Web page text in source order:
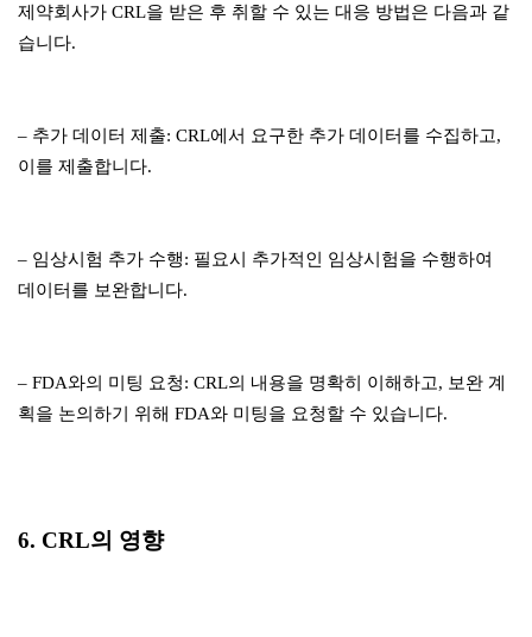
제약회사가 CRL을 받은 후 취할 수 있는 대응 방법은 다음과 같
습니다.
– 추가 데이터 제출: CRL에서 요구한 추가 데이터를 수집하고,
이를 제출합니다.
– 임상시험 추가 수행: 필요시 추가적인 임상시험을 수행하여
데이터를 보완합니다.
– FDA와의 미팅 요청: CRL의 내용을 명확히 이해하고, 보완 계
획을 논의하기 위해 FDA와 미팅을 요청할 수 있습니다.
6. CRL의 영향